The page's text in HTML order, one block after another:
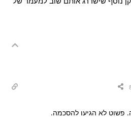
פשוט לא הגיעו להסכמה.